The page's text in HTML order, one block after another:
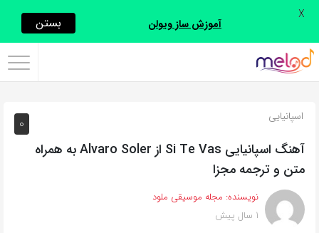
اشتراک
با
روش‌های
زیر
این
صفحه
0 اسپانیایی
آهنگ اسپانیایی Si Te Vas از Alvaro Soler به همراه
متن و ترجمه مجزا
نویسنده: مجله موسیقی ملود
1 سال پیش
آموزش ساز ویولن بستن X